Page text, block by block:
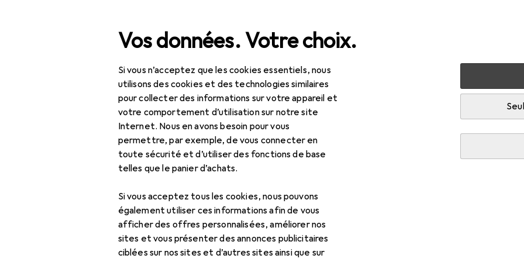
Vos données. Votre choix.
Si vous n’acceptez que les cookies essentiels, nous
utilisons des cookies et des technologies similaires
pour collecter des informations sur votre appareil et
votre comportement d’utilisation sur notre site
Internet. Nous en avons besoin pour vous
permettre, par exemple, de vous connecter en
toute sécurité et d’utiliser des fonctions de base
telles que le panier d’achats.
Si vous acceptez tous les cookies, nous pouvons
également utiliser ces informations afin de vous
afficher des offres personnalisées, améliorer nos
sites et vous présenter des annonces publicitaires
ciblées sur nos sites et d’autres sites ainsi que sur
Recherche
Tout l'assortiment IT + multimédia Périphériques
EUR
30,28